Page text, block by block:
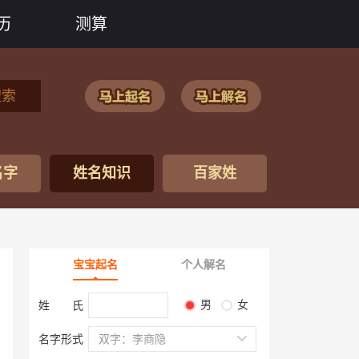
测算
字 姓名知识 百家姓
宝宝起名 个人解名
姓 氏 男 女
名字形式 双字：李商隐